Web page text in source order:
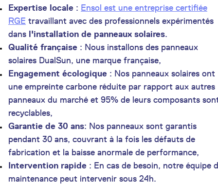
Expertise locale : Ensol est une entreprise certifiée
RGE travaillant avec des professionnels expérimentés
dans l'installation de panneaux solaires.
Qualité française : Nous installons des panneaux
solaires DualSun, une marque française,
Engagement écologique : Nos panneaux solaires ont
une empreinte carbone réduite par rapport aux autres
panneaux du marché et 95% de leurs composants
recyclables,
Garantie de 30 ans: Nos panneaux sont garantis
pendant 30 ans, couvrant à la fois les défauts de
fabrication et la baisse anormale de performance,
Intervention rapide : En cas de besoin, notre équipe
maintenance peut intervenir sous 24h.